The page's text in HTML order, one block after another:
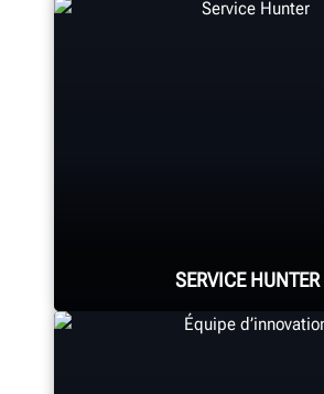
FABRICATION HUNTER
SERVICE HUNTER